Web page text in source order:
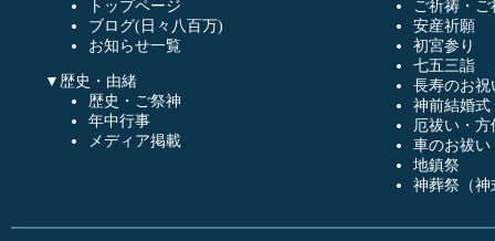
トップページ
ブログ(日々八百万)
お知らせ一覧
▼歴史・由緒
歴史・ご祭神
年中行事
メディア掲載
ご祈祷・
安産祈願
初宮参り
七五三詣
長寿のお祝
神前結婚式
厄祓い・方
車のお祓い
地鎮祭
神葬祭（神